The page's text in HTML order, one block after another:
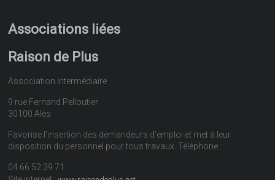
Associations liées
Raison de Plus
Association Intermédiaire
9 rue Fernand Pelloutier
30100 Alès
Favorise l'insertion des demandeurs d'emploi et met à leur
disposition du personnel pour tous travaux. Téléphone :
04 66 52 39 71